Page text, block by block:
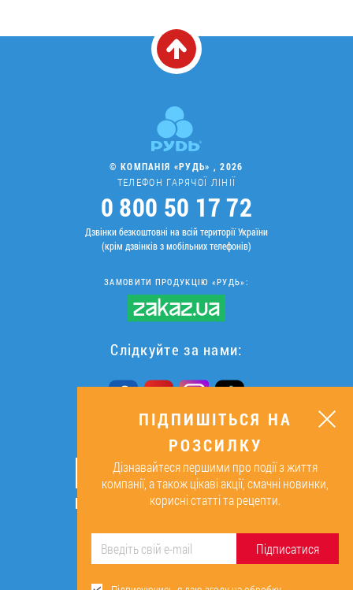
© КОМПАНІЯ «РУДЬ» , 2026
ТЕЛЕФОН ГАРЯЧОЇ ЛІНІЇ
0 800 50 17 72
Дзвінки безкоштовні на всій території України
(крім дзвінків з мобільних телефонів)
ЗАМОВИТИ ПРОДУКЦІЮ «РУДЬ»:
Слідкуйте за нами:
ПІДПИШІТЬСЯ НА РОЗСИЛКУ
ОК
Підписуючись, я даю згоду на
ПІДПИШІТЬСЯ НА
РОЗСИЛКУ
Дізнавайтеся першими про події з життя
компанії, а також цікаві акції, смачні новинки,
корисні статті та рецепти.
Підписатися